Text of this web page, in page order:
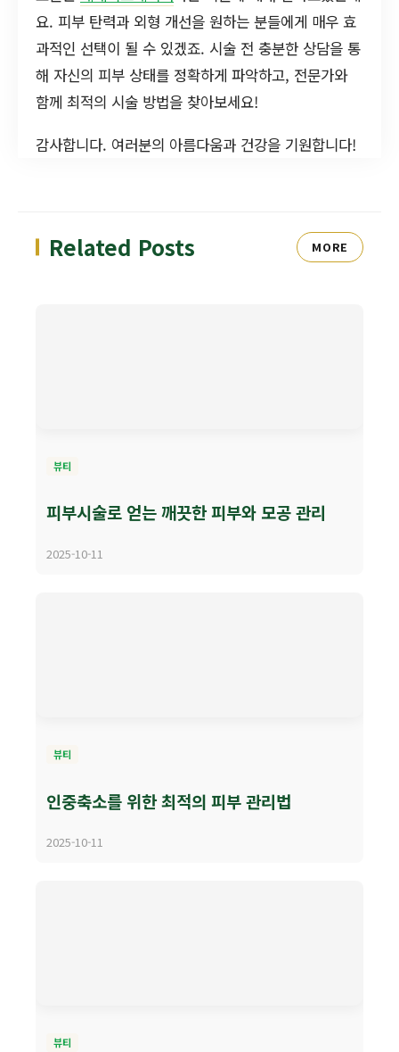
요. 피부 탄력과 외형 개선을 원하는 분들에게 매우 효
과적인 선택이 될 수 있겠죠. 시술 전 충분한 상담을 통
해 자신의 피부 상태를 정확하게 파악하고, 전문가와
함께 최적의 시술 방법을 찾아보세요!
감사합니다. 여러분의 아름다움과 건강을 기원합니다!
Related Posts MORE
뷰티
피부시술로 얻는 깨끗한 피부와 모공 관리
2025-10-11
뷰티
인중축소를 위한 최적의 피부 관리법
2025-10-11
뷰티